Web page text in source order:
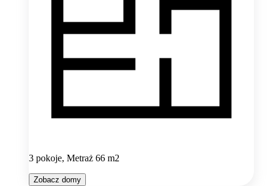
3 pokoje, Metraż 66 m2
Zobacz domy